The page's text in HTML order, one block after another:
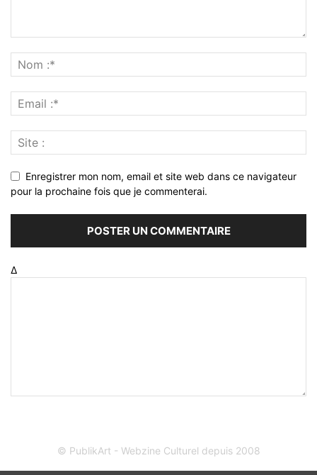
Enregistrer mon nom, email et site web dans ce navigateur
pour la prochaine fois que je commenterai.
Δ
© PublikArt - Webzine Culturel depuis 2008